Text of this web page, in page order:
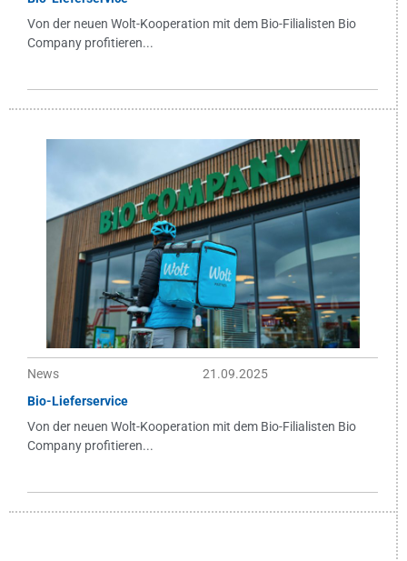
Von der neuen Wolt-Kooperation mit dem Bio-Filialisten Bio
Company profitieren...
News
21.09.2025
Bio-Lieferservice
Von der neuen Wolt-Kooperation mit dem Bio-Filialisten Bio
Company profitieren...